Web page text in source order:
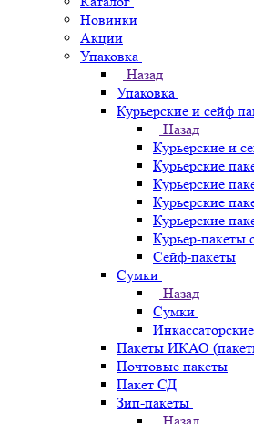
Новинки
Акции
Упаковка
Назад
Упаковка
Курьерские и сейф
Назад
Курьерские и
Курьерские
Курьерские
Курьерские
Курьерские
Курьер-пакеты
Сейф-пакеты
Сумки
Назад
Сумки
Пакеты ИКАО
Почтовые пакеты
Пакет СД
Зип-пакеты